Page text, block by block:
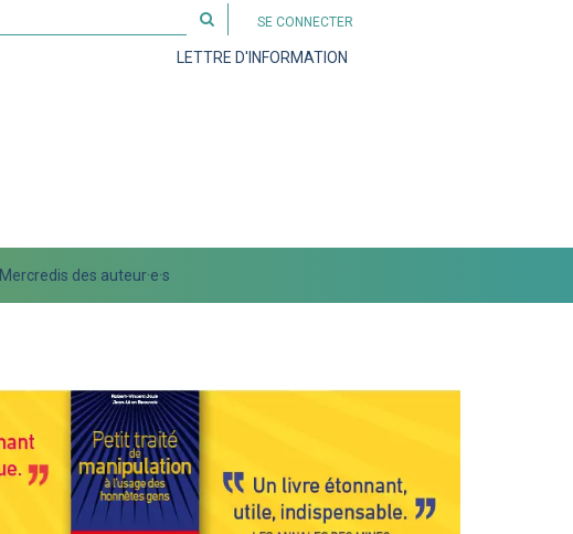
Rechercher
sur
le
SE CONNECTER
LETTRE D'INFORMATION
Mercredis des auteur·e·s